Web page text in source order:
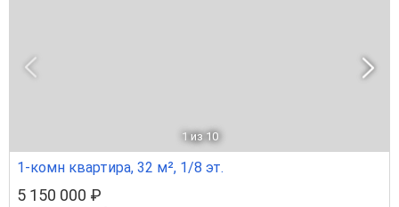
1 из 10
1-комн квартира, 32 м², 1/8 эт.
5 150 000 ₽